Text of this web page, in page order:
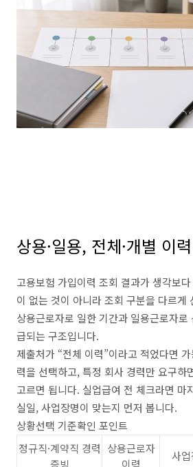
상용·일용, 전체·개별 이
고용보험 가입이력 조회 결과가 생각보
이 없는 것이 아니라 조회 구분을 다르게
상용근로자로 일한 기간과 일용근로자
급되는 구조입니다.
제출처가 “전체 이력”이라고 적었다면
력을 선택하고, 특정 회사 경력만 요구하
고르면 됩니다. 실업급여 전 체크라면 마
실일, 사업장명이 맞는지 먼저 봅니다.
상황선택 기준확인 포인트
정규직·계약직 경력
증빙
상용근로자
이력
사